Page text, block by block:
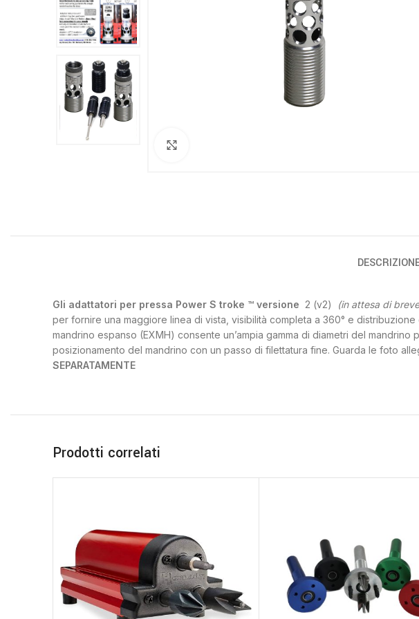
Gli adattatori per pressa Power S troke ™ versione 2 (v2) (in attesa di
per fornire una maggiore linea di vista, visibilità completa a 360° e
mandrino espanso (EXMH) consente un’ampia gamma di diametri del
posizionamento del mandrino con un passo di filettatura fine. Guarda le foto
SEPARATAMENTE
Prodotti correlati